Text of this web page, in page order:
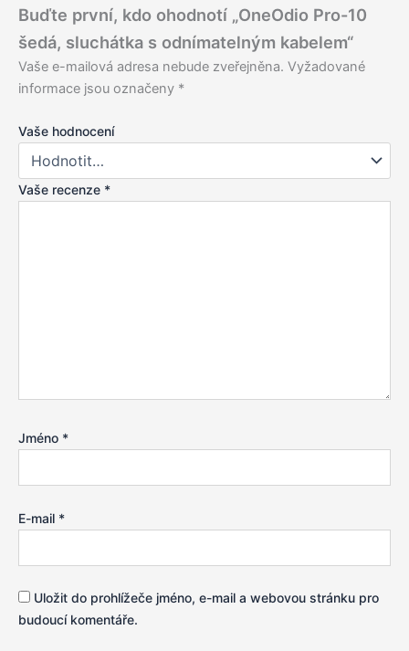
Buďte první, kdo ohodnotí „OneOdio Pro-10
šedá, sluchátka s odnímatelným kabelem“
Vaše e-mailová adresa nebude zveřejněna. Vyžadované
informace jsou označeny *
Vaše hodnocení
Vaše recenze *
Jméno *
E-mail *
Uložit do prohlížeče jméno, e-mail a webovou stránku pro
budoucí komentáře.